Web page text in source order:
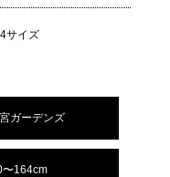
サイズ
ガーデンズ
〜164cm